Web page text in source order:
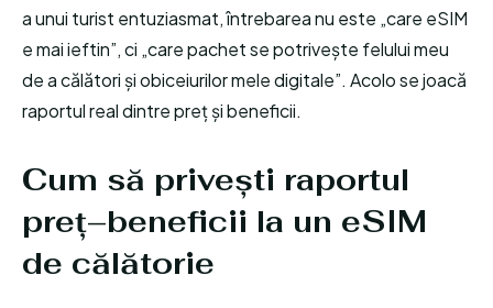
a unui turist entuziasmat, întrebarea nu este „care eSIM
e mai ieftin”, ci „care pachet se potrivește felului meu
de a călători și obiceiurilor mele digitale”. Acolo se joacă
raportul real dintre preț și beneficii.
Cum să privești raportul
preț–beneficii la un eSIM
de călătorie